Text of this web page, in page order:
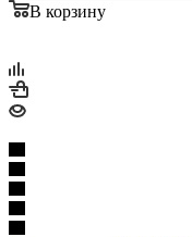
В корзину